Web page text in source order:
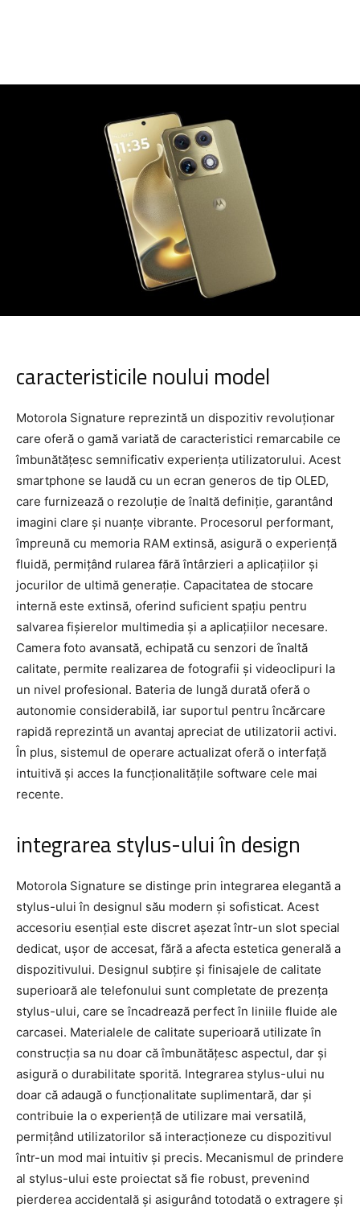
caracteristicile noului model
Motorola Signature reprezintă un dispozitiv revoluționar
care oferă o gamă variată de caracteristici remarcabile ce
îmbunătățesc semnificativ experiența utilizatorului. Acest
smartphone se laudă cu un ecran generos de tip OLED,
care furnizează o rezoluție de înaltă definiție, garantând
imagini clare și nuanțe vibrante. Procesorul performant,
împreună cu memoria RAM extinsă, asigură o experiență
fluidă, permițând rularea fără întârzieri a aplicațiilor și
jocurilor de ultimă generație. Capacitatea de stocare
internă este extinsă, oferind suficient spațiu pentru
salvarea fișierelor multimedia și a aplicațiilor necesare.
Camera foto avansată, echipată cu senzori de înaltă
calitate, permite realizarea de fotografii și videoclipuri la
un nivel profesional. Bateria de lungă durată oferă o
autonomie considerabilă, iar suportul pentru încărcare
rapidă reprezintă un avantaj apreciat de utilizatorii activi.
În plus, sistemul de operare actualizat oferă o interfață
intuitivă și acces la funcționalitățile software cele mai
recente.
integrarea stylus-ului în design
Motorola Signature se distinge prin integrarea elegantă a
stylus-ului în designul său modern și sofisticat. Acest
accesoriu esențial este discret așezat într-un slot special
dedicat, ușor de accesat, fără a afecta estetica generală a
dispozitivului. Designul subțire și finisajele de calitate
superioară ale telefonului sunt completate de prezența
stylus-ului, care se încadrează perfect în liniile fluide ale
carcasei. Materialele de calitate superioară utilizate în
construcția sa nu doar că îmbunătățesc aspectul, dar și
asigură o durabilitate sporită. Integrarea stylus-ului nu
doar că adaugă o funcționalitate suplimentară, dar și
contribuie la o experiență de utilizare mai versatilă,
permițând utilizatorilor să interacționeze cu dispozitivul
într-un mod mai intuitiv și precis. Mecanismul de prindere
al stylus-ului este proiectat să fie robust, prevenind
pierderea accidentală și asigurând totodată o extragere și